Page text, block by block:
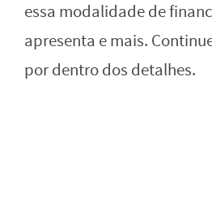
essa modalidade de
apresenta e mais.
por dentro dos detalhes.